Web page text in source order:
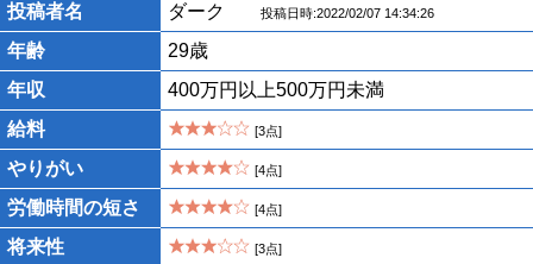
投稿者名
ダーク 投稿日時:2022/02/07 14:34:26
年齢
29歳
年収
400万円以上500万円未満
給料
[3点]
やりがい [4点]
労働時間の短さ [4点]
将来性 [3点]